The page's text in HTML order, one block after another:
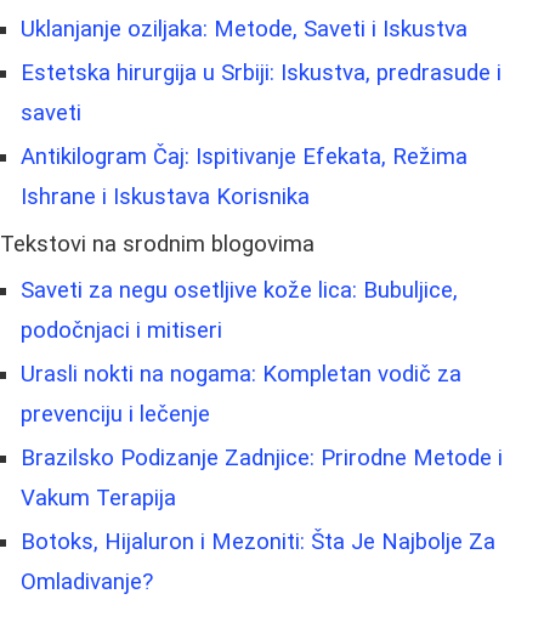
Uklanjanje oziljaka: Metode, Saveti i Iskustva
Estetska hirurgija u Srbiji: Iskustva, predrasude i
saveti
Antikilogram Čaj: Ispitivanje Efekata, Režima
Ishrane i Iskustava Korisnika
Tekstovi na srodnim blogovima
Saveti za negu osetljive kože lica: Bubuljice,
podočnjaci i mitiseri
Urasli nokti na nogama: Kompletan vodič za
prevenciju i lečenje
Brazilsko Podizanje Zadnjice: Prirodne Metode i
Vakum Terapija
Botoks, Hijaluron i Mezoniti: Šta Je Najbolje Za
Omladivanje?